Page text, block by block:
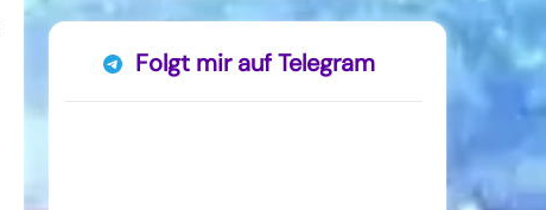
Folgt mir auf Telegram